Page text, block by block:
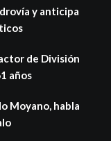
y anticipa
de División
años
Moyano, habla